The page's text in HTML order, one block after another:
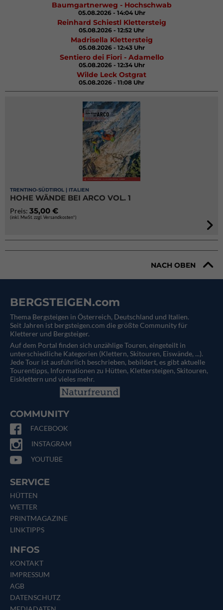
Baumgartnerweg - Hochschwab
05.08.2026 - 14:04 Uhr
Reinhard Schiestl Klettersteig
05.08.2026 - 12:52 Uhr
Madrisella Klettersteig
05.08.2026 - 12:43 Uhr
Sentiero dei Fiori - Adamello
05.08.2026 - 12:34 Uhr
Wilde Leck Ostgrat
05.08.2026 - 11:08 Uhr
TRENTINO-SÜDTIROL | ITALIEN
HOHE WÄNDE BEI ARCO VOL. 1
Preis: 35,00 €
(inkl. MwSt. zzgl. Versandkosten*)
NACH OBEN
BERGSTEIGEN.com
Thema Bergsteigen in Österreich, Deutschland und Italien.
Seit Jahren ist bergsteigen.com die größte Community für
Kletterer und Bergsteiger.
Auf dem Portal finden sich unzählige Touren, eingeteilt in
unterschiedliche Kategorien (Klettern, Skitouren, Eiswände, ...).
Jede Tour ist ausführlich beschrieben, bebildert, es gibt aktuelle
Tourentipps, Informationen zu Hütten, Klettersteigen, Skitouren,
Eisklettern und vieles mehr.
COMMUNITY
FACEBOOK
INSTAGRAM
YOUTUBE
SERVICE
HÜTTEN
WETTER
PRINTMAGAZINE
LINKTIPPS
INFOS
KONTAKT
IMPRESSUM
AGB
DATENSCHUTZ